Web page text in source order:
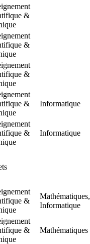
&
&
&
&
Informatique
&
Informatique
&
Mathématiques,
Informatique
&
Mathématiques